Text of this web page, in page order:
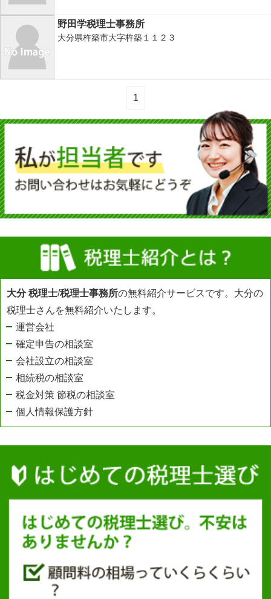
野田学税理士事務所
大分県杵築市大字杵築１１２３
1
大分 税理士/税理士事務所の無料紹介サービスです。大分の
税理士さんを無料紹介いたします。
運営会社
確定申告の相談室
会社設立の相談室
相続税の相談室
税金対策 節税の相談室
個人情報保護方針